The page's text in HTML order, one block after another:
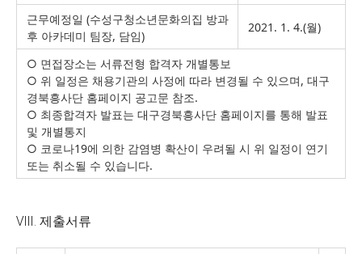
근무예정일 (수성구청소년문화의집 방과
후 아카데미 팀장, 담임)
2021. 1. 4.(월)
○ 면접장소는 서류전형 합격자 개별통보
○ 위 일정은 채용기관의 사정에 따라 변경될 수 있으며, 대구
경북흥사단 홈페이지 공고문 참조.
○ 최종합격자 발표는 대구경북흥사단 홈페이지를 통해 발표
및 개별통지
○ 코로나19에 의한 감염병 확산이 우려될 시 위 일정이 연기
또는 취소될 수 있습니다.
Ⅷ. 제출서류